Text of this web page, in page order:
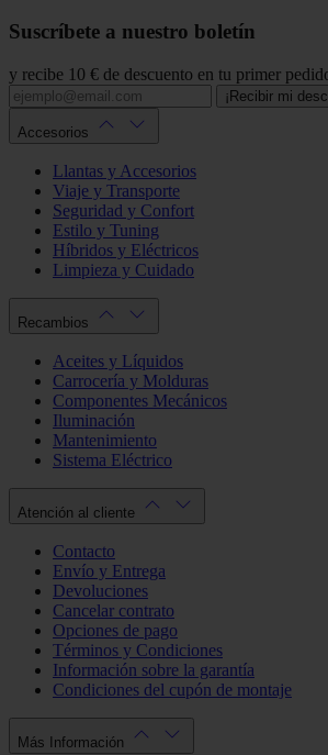
Suscríbete a nuestro boletín
y recibe 10 € de descuento en tu primer
¡Recibir mi
Accesorios
Llantas y Accesorios
Viaje y Transporte
Seguridad y Confort
Estilo y Tuning
Híbridos y Eléctricos
Limpieza y Cuidado
Recambios
Aceites y Líquidos
Carrocería y Molduras
Componentes Mecánicos
Iluminación
Mantenimiento
Sistema Eléctrico
Atención al cliente
Contacto
Envío y Entrega
Devoluciones
Cancelar contrato
Opciones de pago
Términos y Condiciones
Información sobre la garantía
Condiciones del cupón de montaje
Más Información